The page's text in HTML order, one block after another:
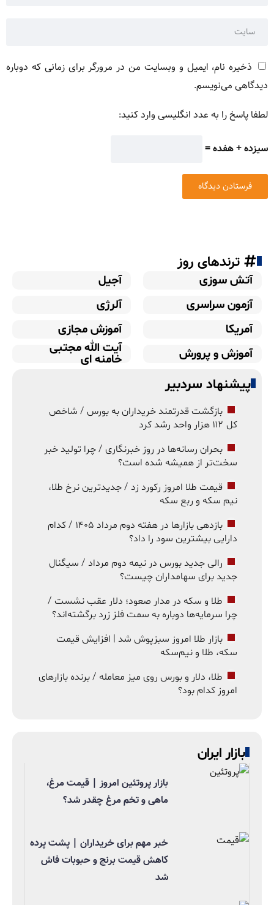
ذخیره نام، ایمیل و وبسایت من در مرورگر برای زمانی که دوباره
دیدگاهی می‌نویسم.
لطفا پاسخ را به عدد انگلیسی وارد کنید:
سیزده + هفده =
ترندهای روز
آتش سوزی
آجیل
آزمون سراسری
آلرژی
آمریکا
آموزش مجازی
آموزش و پرورش
آیت الله مجتبی
خامنه ای
پیشنهاد سردبیر
بازگشت قدرتمند خریداران به بورس / شاخص
کل ۱۱۲ هزار واحد رشد کرد
بحران رسانه‌ها در روز خبرنگاری / چرا تولید خبر
سخت‌تر از همیشه شده است؟
قیمت طلا امروز رکورد زد / جدیدترین نرخ طلا،
نیم سکه و ربع سکه
بازدهی بازارها در هفته دوم مرداد ۱۴۰۵ / کدام
دارایی بیشترین سود را داد؟
رالی جدید بورس در نیمه دوم مرداد / سیگنال
جدید برای سهامداران چیست؟
طلا و سکه در مدار صعود؛ دلار عقب نشست /
چرا سرمایه‌ها دوباره به سمت فلز زرد برگشته‌اند؟
بازار طلا امروز سبزپوش شد | افزایش قیمت
سکه، طلا و نیم‌سکه
طلا، دلار و بورس روی میز معامله / برنده بازارهای
امروز کدام بود؟
بازار ایران
بازار پروتئین امروز | قیمت مرغ،
ماهی و تخم مرغ چقدر شد؟
خبر مهم برای خریداران | پشت پرده
کاهش قیمت برنج و حبوبات فاش
شد